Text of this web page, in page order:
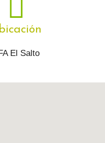
El Salto